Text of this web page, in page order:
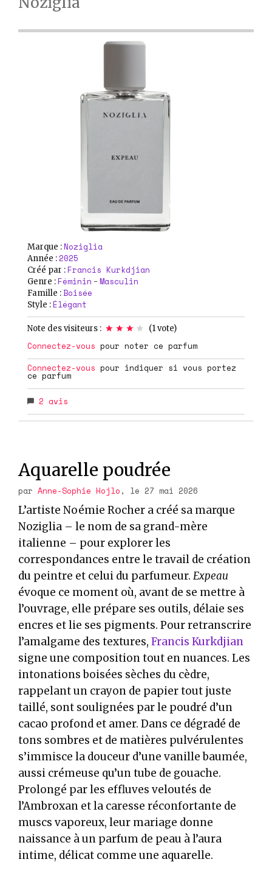
Marque :Noziglia
Année :2025
Créé par :Francis Kurkdjian
Genre :Féminin - Masculin
Famille :Boisée
Style :Élégant
Note des visiteurs : (1vote)
Connectez-vous pour noter ce parfum
Connectez-vous pour indiquer si vous portez
ce parfum
2 avis
Aquarelle poudrée
par Anne-Sophie Hojlo , le 27 mai 2026
L’artiste Noémie Rocher a créé sa marque
Noziglia – le nom de sa grand-mère
italienne – pour explorer les
correspondances entre le travail de création
du peintre et celui du parfumeur. Expeau
évoque ce moment où, avant de se mettre à
l’ouvrage, elle prépare ses outils, délaie ses
encres et lie ses pigments. Pour retranscrire
l’amalgame des textures, Francis Kurkdjian
signe une composition tout en nuances. Les
intonations boisées sèches du cèdre,
rappelant un crayon de papier tout juste
taillé, sont soulignées par le poudré d’un
cacao profond et amer. Dans ce dégradé de
tons sombres et de matières pulvérulentes
s’immisce la douceur d’une vanille baumée,
aussi crémeuse qu’un tube de gouache.
Prolongé par les effluves veloutés de
l’Ambroxan et la caresse réconfortante de
muscs vaporeux, leur mariage donne
naissance à un parfum de peau à l’aura
intime, délicat comme une aquarelle.